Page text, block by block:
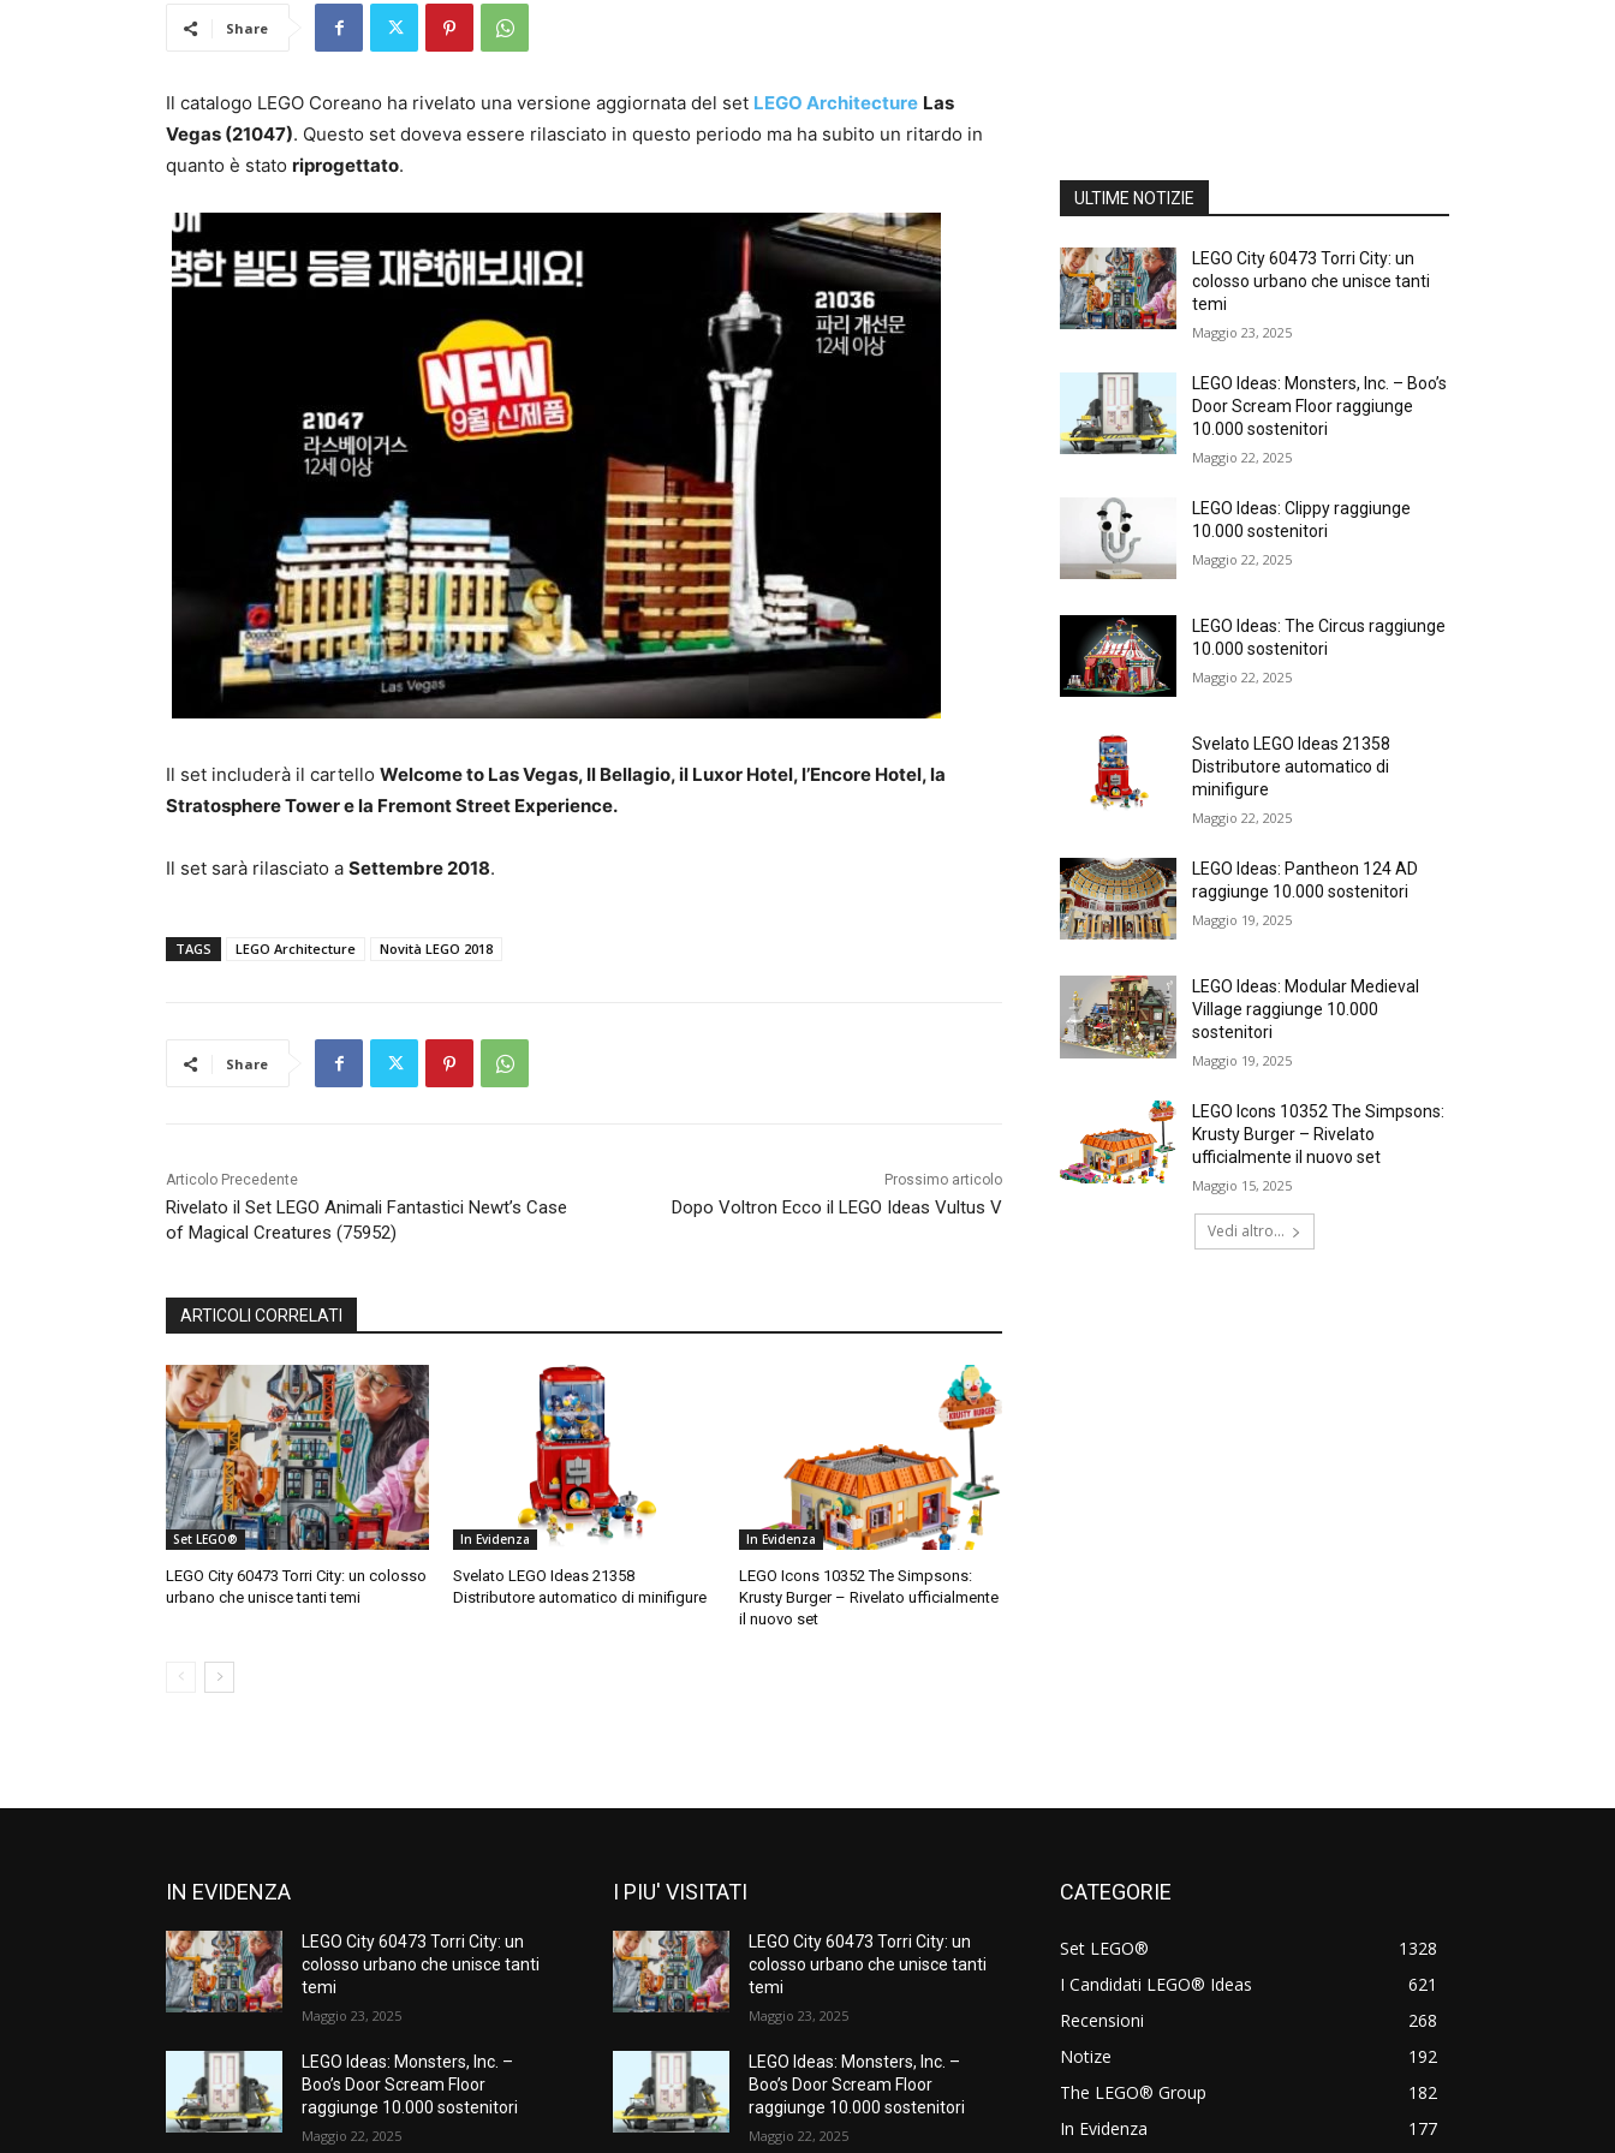
Share
Il catalogo LEGO Coreano ha rivelato una versione aggiornata del set LEGO Architecture Las
Vegas (21047). Questo set doveva essere rilasciato in questo periodo ma ha subito un ritardo in
quanto è stato riprogettato.
Il set includerà il cartello Welcome to Las Vegas, Il Bellagio, il Luxor Hotel, l’Encore Hotel, la
Stratosphere Tower e la Fremont Street Experience.
Il set sarà rilasciato a Settembre 2018.
TAGS LEGO Architecture Novità LEGO 2018
Share
Articolo Precedente
Rivelato il Set LEGO Animali Fantastici Newt’s Case
of Magical Creatures (75952)
Prossimo articolo
Dopo Voltron Ecco il LEGO Ideas Vultus V
ARTICOLI CORRELATI
Set LEGO®
LEGO City 60473 Torri City: un colosso
urbano che unisce tanti temi
In Evidenza
Svelato LEGO Ideas 21358
Distributore automatico di minifigure
In Evidenza
LEGO Icons 10352 The Simpsons:
Krusty Burger – Rivelato ufficialmente
il nuovo set
ULTIME NOTIZIE
LEGO City 60473 Torri City: un
colosso urbano che unisce tanti
temi
Maggio 23, 2025
LEGO Ideas: Monsters, Inc. – Boo’s
Door Scream Floor raggiunge
10.000 sostenitori
Maggio 22, 2025
LEGO Ideas: Clippy raggiunge
10.000 sostenitori
Maggio 22, 2025
LEGO Ideas: The Circus raggiunge
10.000 sostenitori
Maggio 22, 2025
Svelato LEGO Ideas 21358
Distributore automatico di
minifigure
Maggio 22, 2025
LEGO Ideas: Pantheon 124 AD
raggiunge 10.000 sostenitori
Maggio 19, 2025
LEGO Ideas: Modular Medieval
Village raggiunge 10.000
sostenitori
Maggio 19, 2025
LEGO Icons 10352 The Simpsons:
Krusty Burger – Rivelato
ufficialmente il nuovo set
Maggio 15, 2025
Vedi altro...
IN EVIDENZA
LEGO City 60473 Torri City: un
colosso urbano che unisce tanti
temi
Maggio 23, 2025
LEGO Ideas: Monsters, Inc. –
Boo’s Door Scream Floor
raggiunge 10.000 sostenitori
Maggio 22, 2025
I PIU' VISITATI
LEGO City 60473 Torri City: un
colosso urbano che unisce tanti
temi
Maggio 23, 2025
LEGO Ideas: Monsters, Inc. –
Boo’s Door Scream Floor
raggiunge 10.000 sostenitori
Maggio 22, 2025
CATEGORIE
Set LEGO®
1328
I Candidati LEGO® Ideas
621
Recensioni
268
Notize
192
The LEGO® Group
182
In Evidenza
177